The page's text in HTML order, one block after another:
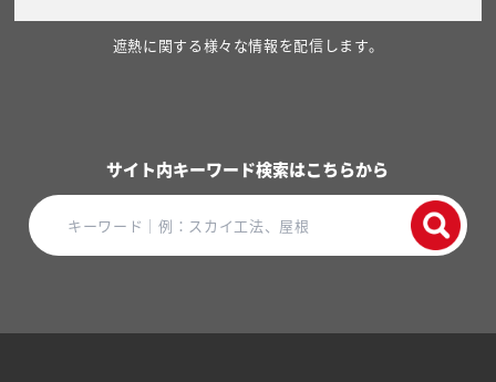
遮熱に関する様々な情報を配信します。
サイト内キーワード検索はこちらから